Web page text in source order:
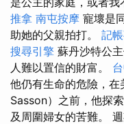
推拿 南屯按摩 寵壞是
助她的父親拍打。 記
搜尋引擎 蘇丹沙特公
人難以置信的財富。
他仍有生命的危險，在
Sasson）之前，他探
及周圍婦女的苦難。